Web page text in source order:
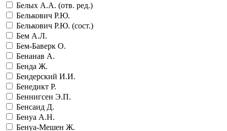
Белых А.А. (отв. ред.)
Белькович Р.Ю.
Белькович Р.Ю. (сост.)
Бем А.Л.
Бем-Баверк О.
Бенанав А.
Бенда Ж.
Бендерский И.И.
Бенедикт Р.
Беннигсен Э.П.
Бенсаид Д.
Бенуа А.Н.
Бенуа-Мешен Ж.